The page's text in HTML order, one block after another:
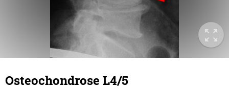
Osteochondrose L4/5